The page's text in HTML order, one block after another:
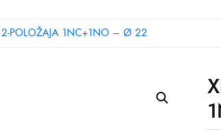
2-POLOŽAJA 1NC+1NO – Ø 22